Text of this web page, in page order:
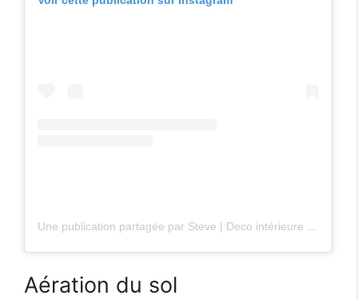
Une publication partagée par Steve | Deco intérieure et extérieure (@steve_home_construction)
Aération du sol